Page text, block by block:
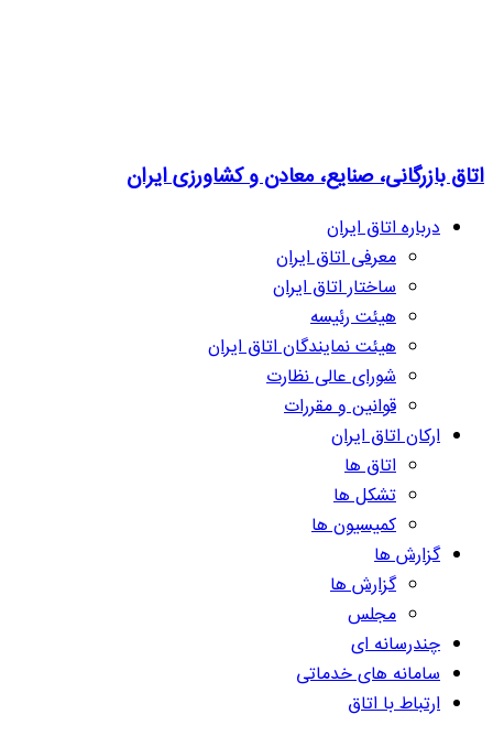
اتاق بازرگانی، صنایع، معادن و کشاورزی ایران
درباره اتاق ایران
معرفی اتاق ایران
ساختار اتاق ایران
هیئت رئیسه
هیئت نمایندگان اتاق ایران
شورای عالی نظارت
قوانین و مقررات
ارکان اتاق ایران
اتاق ها
تشکل ها
کمیسیون ها
گزارش ها
گزارش ها
مجلس
چندرسانه ای
سامانه های خدماتی
ارتباط با اتاق